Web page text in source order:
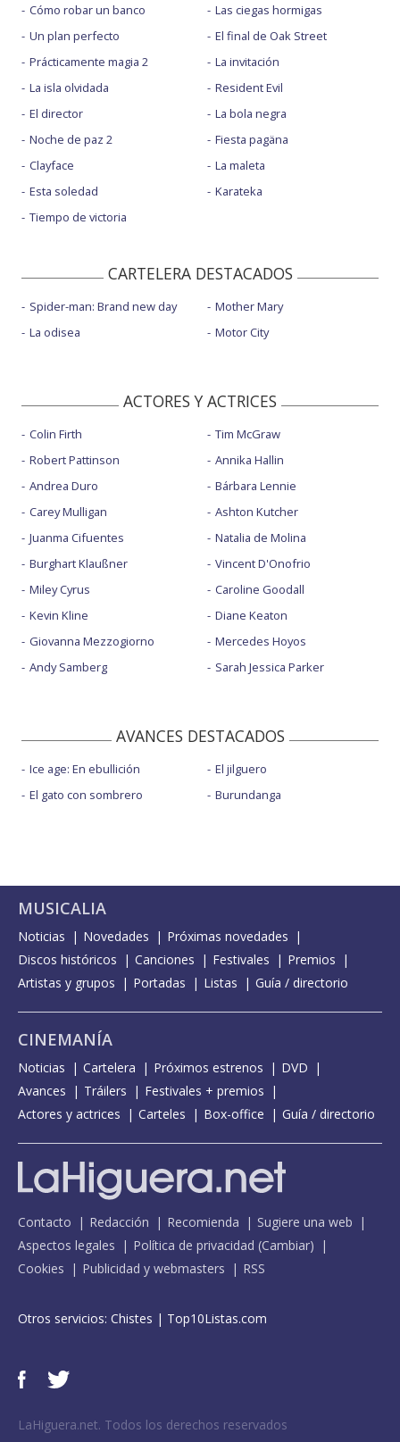
Cómo robar un banco
Un plan perfecto
Prácticamente magia 2
La isla olvidada
El director
Noche de paz 2
Clayface
Esta soledad
Tiempo de victoria
Las ciegas hormigas
El final de Oak Street
La invitación
Resident Evil
La bola negra
Fiesta pagäna
La maleta
Karateka
CARTELERA DESTACADOS
Spider-man: Brand new day
La odisea
Mother Mary
Motor City
ACTORES Y ACTRICES
Colin Firth
Robert Pattinson
Andrea Duro
Carey Mulligan
Juanma Cifuentes
Burghart Klaußner
Miley Cyrus
Kevin Kline
Giovanna Mezzogiorno
Andy Samberg
Tim McGraw
Annika Hallin
Bárbara Lennie
Ashton Kutcher
Natalia de Molina
Vincent D'Onofrio
Caroline Goodall
Diane Keaton
Mercedes Hoyos
Sarah Jessica Parker
AVANCES DESTACADOS
Ice age: En ebullición
El gato con sombrero
El jilguero
Burundanga
MUSICALIA
Noticias Novedades
Próximas novedades
Discos históricos
Canciones Festivales
Premios
Artistas y grupos
Portadas Listas Guía / directorio
CINEMANÍA
Noticias Cartelera Próximos estrenos
DVD
Avances
Tráilers
Festivales + premios
Actores y actrices
Carteles Box-office Guía / directorio
Contacto Redacción Recomienda
Sugiere una web
Aspectos legales
Política de privacidad (Cambiar)
Cookies
Publicidad y webmasters RSS
Otros servicios: Chistes | Top10Listas.com
LaHiguera.net. Todos los derechos reservados